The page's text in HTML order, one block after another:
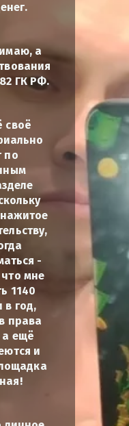
а
ГК РФ.
своё
по
-
мне
1140
в год,
права
а ещё
и